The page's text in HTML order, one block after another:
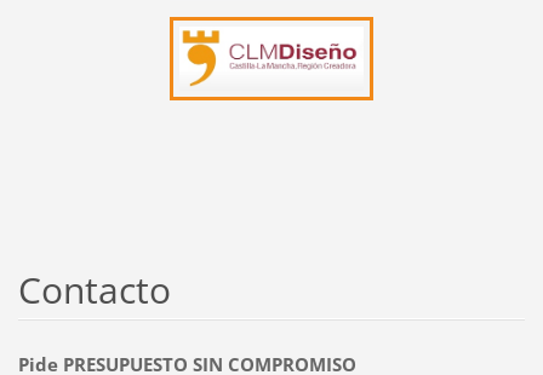
Contacto
Pide PRESUPUESTO SIN COMPROMISO